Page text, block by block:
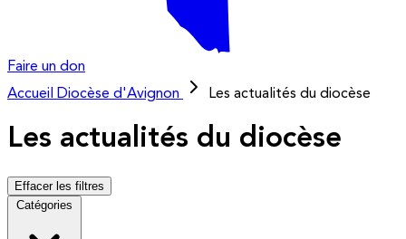
Faire un don
Accueil
Diocèse d'Avignon Les actualités du diocèse
Les actualités du diocèse
Effacer les filtres
Catégories